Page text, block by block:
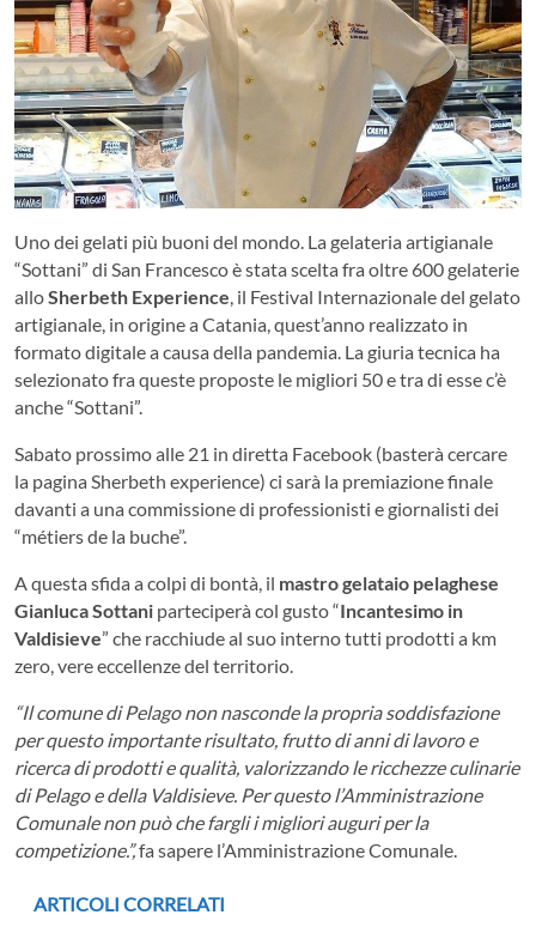
Uno dei gelati più buoni del mondo. La gelateria artigianale
“Sottani” di San Francesco è stata scelta fra oltre 600 gelaterie
alloSherbeth Experience, il Festival Internazionale del gelato
artigianale, in origine a Catania, quest’anno realizzato in
formato digitale a causa della pandemia. La giuria tecnica ha
selezionato fra queste proposte le migliori 50 e tra di esse c’è
anche “Sottani”.
Sabato prossimo alle 21 in diretta Facebook (basterà cercare
la pagina Sherbeth experience) ci sarà la premiazione finale
davanti a una commissione di professionisti e giornalisti dei
“métiers de la buche”.
A questa sfida a colpi di bontà, il mastro gelataio pelaghese
Gianluca Sottani parteciperà col gusto “Incantesimo in
Valdisieve” che racchiude al suo interno tutti prodotti a km
zero, vere eccellenze del territorio.
“Il comune di Pelago non nasconde la propria soddisfazione
per questo importante risultato, frutto di anni di lavoro e
ricerca di prodotti e qualità, valorizzando le ricchezze culinarie
di Pelago e della Valdisieve. Per questo l’Amministrazione
Comunale non può che fargli i migliori auguri per la
competizione.”,fa sapere l’Amministrazione Comunale.
ARTICOLI CORRELATI